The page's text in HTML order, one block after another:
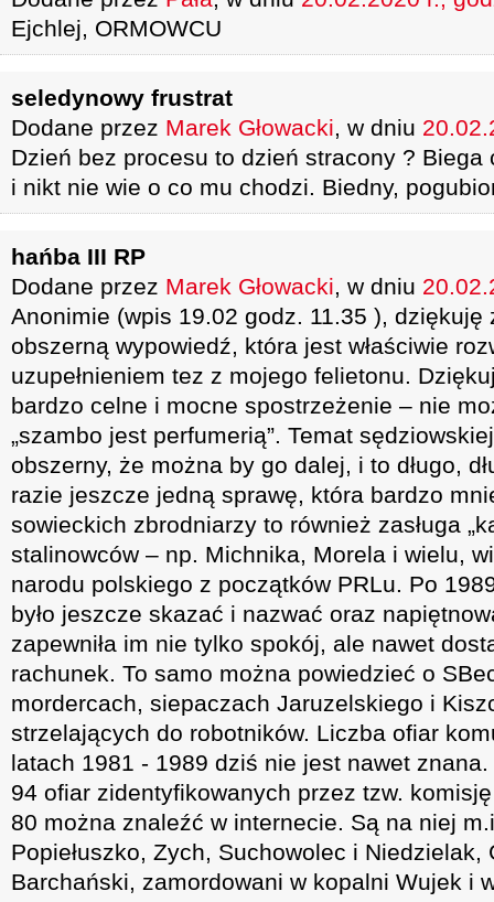
Ejchlej, ORMOWCU
seledynowy frustrat
Dodane przez Marek Głowacki, w dniu
Dzień bez procesu to dzień stracony ? Biega
i nikt nie wie o co mu chodzi. Biedny,
hańba III RP
Dodane przez Marek Głowacki, w dniu
Anonimie (wpis 19.02 godz. 11.35 ), dziękuję
obszerną wypowiedź, która jest właściwie
uzupełnieniem tez z mojego felietonu.
bardzo celne i mocne spostrzeżenie – nie
„szambo jest perfumerią”. Temat
obszerny, że można by go dalej, i to długo,
razie jeszcze jedną sprawę, która bardzo
sowieckich zbrodniarzy to również zasługa
stalinowców – np. Michnika, Morela i wielu,
narodu polskiego z początków PRLu. Po
było jeszcze skazać i nazwać oraz
zapewniła im nie tylko spokój, ale nawet
rachunek. To samo można powiedzieć o
mordercach, siepaczach Jaruzelskiego i
strzelających do robotników. Liczba ofiar
latach 1981 - 1989 dziś nie jest nawet
94 ofiar zidentyfikowanych przez tzw.
80 można znaleźć w internecie. Są na niej
Popiełuszko, Zych, Suchowolec i Niedzielak,
Barchański, zamordowani w kopalni Wujek i